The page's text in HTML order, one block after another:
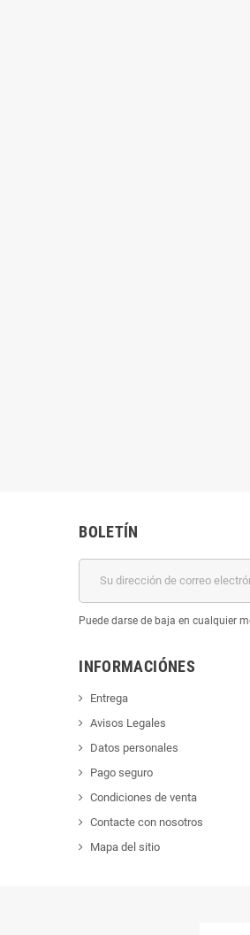
BOLETÍN
Puede darse de baja en cualquier
INFORMACIÓNES
Entrega
Avisos Legales
Datos personales
Pago seguro
Condiciones de venta
Contacte con nosotros
Mapa del sitio